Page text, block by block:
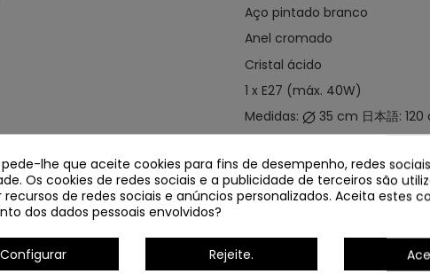
Aço pintado branco
Anel cromado
Cristal ácido
1 x E27 (máx. 40W)
Medidas:
35 cm 日本語: 120
(PARTICULTURA EXCLUIDA)
pede-lhe que aceite cookies para fins de desempenho, redes
Os cookies de redes sociais e a publicidade de terceiros são
de redes sociais e anúncios personalizados. Aceita estes
dos dados pessoais envolvidos?
Configurar Rejeite.